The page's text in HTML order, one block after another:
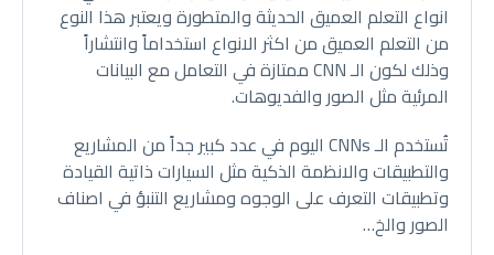
انواع التعلم العميق الحديثة والمتطورة ويعتبر هذا النوع
من التعلم العميق من اكثر الانواع استخداماً وانتشاراً
وذلك لكون الـ CNN ممتازة في التعامل مع البيانات
المرئية مثل الصور والفديوهات.
تُستخدم الـ CNNs اليوم في عدد كبير جداً من المشاريع
والتطبيقات والانظمة الذكية مثل السيارات ذاتية القيادة
وتطبيقات التعرف على الوجوه ومشاريع التنبؤ في اصناف
الصور والخ…